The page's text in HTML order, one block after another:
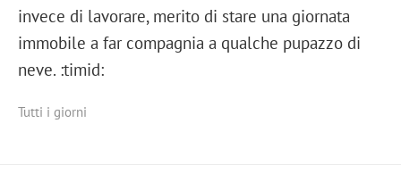
invece di lavorare, merito di stare una giornata
immobile a far compagnia a qualche pupazzo di
neve. :timid:
Tutti i giorni